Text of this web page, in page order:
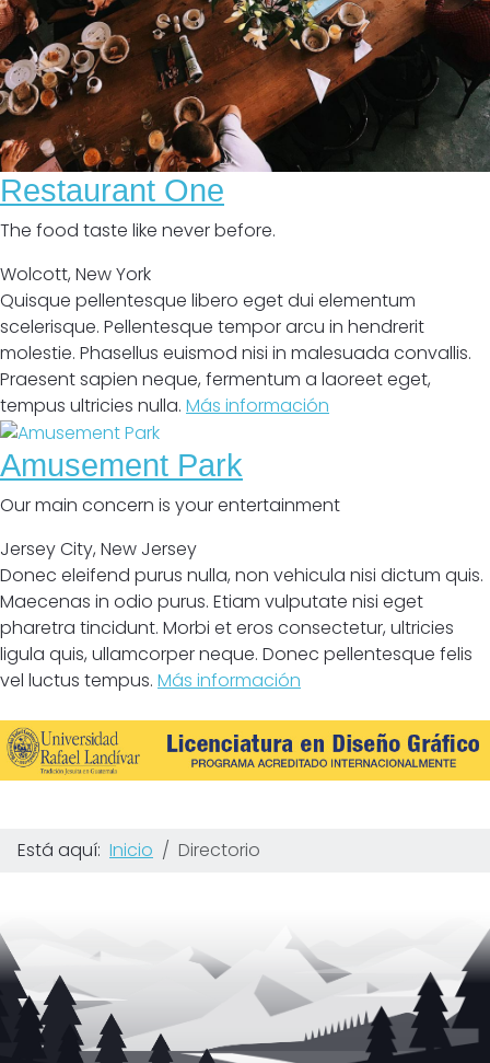
Restaurant One
The food taste like never before.
Wolcott, New York
Quisque pellentesque libero eget dui elementum
scelerisque. Pellentesque tempor arcu in hendrerit
molestie. Phasellus euismod nisi in malesuada convallis.
Praesent sapien neque, fermentum a laoreet eget,
tempus ultricies nulla. Más información
Amusement Park
Our main concern is your entertainment
Jersey City, New Jersey
Donec eleifend purus nulla, non vehicula nisi dictum quis.
Maecenas in odio purus. Etiam vulputate nisi eget
pharetra tincidunt. Morbi et eros consectetur, ultricies
ligula quis, ullamcorper neque. Donec pellentesque felis
vel luctus tempus. Más información
Está aquí: Inicio Directorio